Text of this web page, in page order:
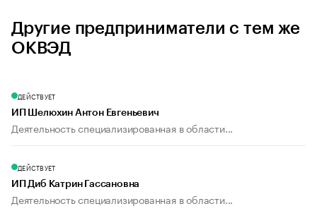
Другие предприниматели с тем же
ОКВЭД
ДЕЙСТВУЕТ
ИП Шелюхин Антон Евгеньевич
Деятельность специализированная в области...
ДЕЙСТВУЕТ
ИП Диб Катрин Гассановна
Деятельность специализированная в области...